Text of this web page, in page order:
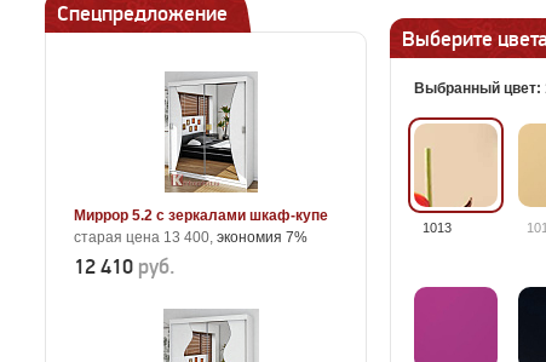
Спецпредложение
Миррор 5.2 с зеркалами шкаф-купе
старая цена 13 400, экономия 7%
12 410 руб.
Выберите
Выбранный цвет:
1013